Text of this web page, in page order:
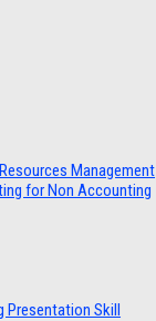
Management
for Non Accounting
Presentation Skill